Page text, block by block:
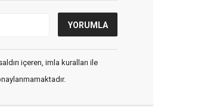
içeren, imla kuralları ile